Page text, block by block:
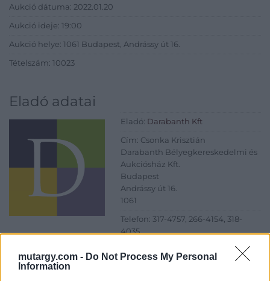
mutargy.com - Do Not Process My Personal
Information
Aukció dátuma: 2022.01.20
Aukció ideje: 19:00
Aukció helye: 1061 Budapest, Andrássy út 16.
Tételszám: 10023
Eladó adatai
Eladó: Darabanth Kft
Cím: Csonka Krisztián
Darabanth Bélyegkereskedelmi és
Aukciósház Kft.
Budapest
Andrássy út 16.
1061
Telefon: 317-4757, 266-4154, 318-
4035
http://darabanth.com
Bemutatkozás: A tételek a leütési ár + 25% jutalék megfizetése